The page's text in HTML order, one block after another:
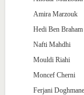
Amira Marzouk
Hedi Ben Braham
Nafti Mahdhi
Mouldi Riahi
Moncef Cherni
Ferjani Doghmane